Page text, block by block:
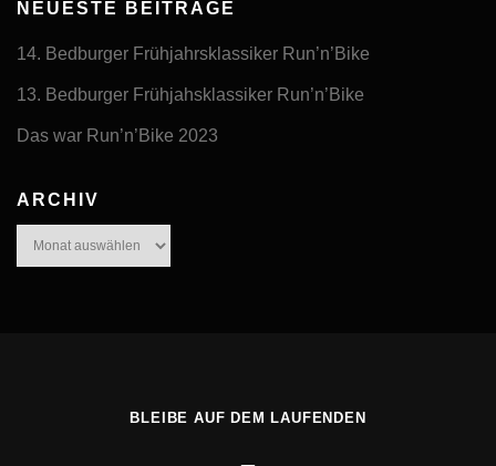
NEUESTE BEITRÄGE
14. Bedburger Frühjahrsklassiker Run’n’Bike
13. Bedburger Frühjahsklassiker Run’n’Bike
Das war Run’n’Bike 2023
ARCHIV
BLEIBE AUF DEM LAUFENDEN